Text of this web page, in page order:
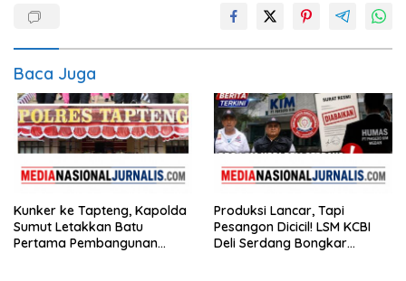
Baca Juga
Kunker ke Tapteng, Kapolda
Sumut Letakkan Batu
Pertama Pembangunan
Produksi Lancar, Tapi
Pesangon Dicicil! LSM KCBI
Deli Serdang Bongkar